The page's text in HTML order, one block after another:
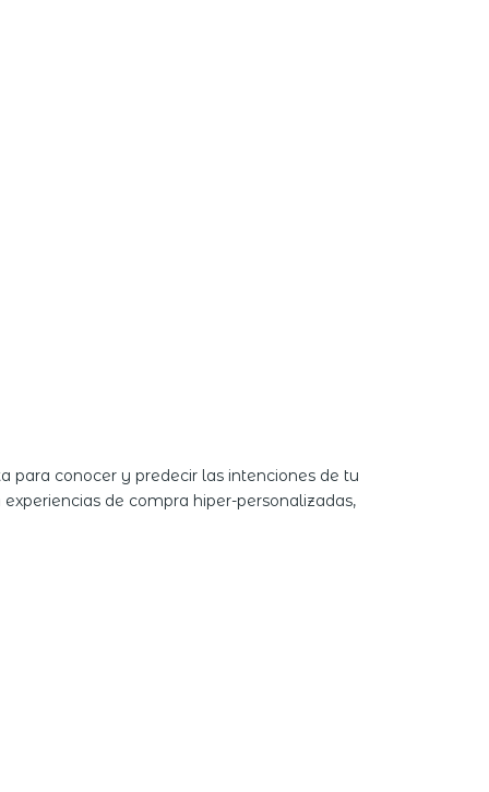
para conocer y predecir las intenciones de tu
de compra hiper-personalizadas,